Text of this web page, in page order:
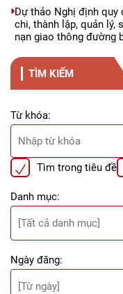
Dự thảo Nghị định quy
chi, thành lập, quản lý,
nạn giao thông đường
TÌM KIẾM
Từ khóa:
Tìm trong tiêu đề
Danh mục:
Ngày đăng: